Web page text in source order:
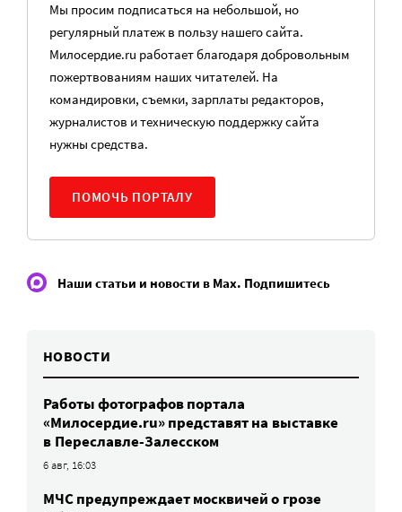
Мы просим подписаться на небольшой, но
регулярный платеж в пользу нашего сайта.
Милосердие.ru работает благодаря добровольным
пожертвованиям наших читателей. На
командировки, съемки, зарплаты редакторов,
журналистов и техническую поддержку сайта
нужны средства.
ПОМОЧЬ ПОРТАЛУ
Наши статьи и новости в Max. Подпишитесь
НОВОСТИ
Работы фотографов портала
«Милосердие.ru» представят на выставке
в Переславле-Залесском
6 авг, 16:03
МЧС предупреждает москвичей о грозе